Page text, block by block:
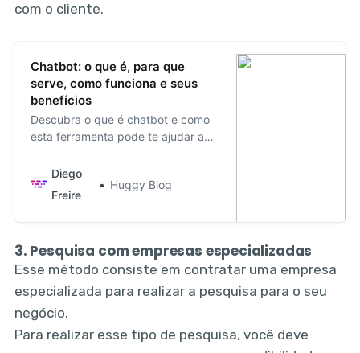
com o cliente.
Chatbot: o que é, para que
serve, como funciona e seus
benefícios
Descubra o que é chatbot e como
esta ferramenta pode te ajudar a
Diego
Freire
Huggy Blog
3. Pesquisa com empresas especializadas
Esse método consiste em contratar uma empresa
especializada para realizar a pesquisa para o seu
negócio.
Para realizar esse tipo de pesquisa, você deve